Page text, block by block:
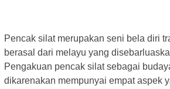
Pencak silat merupakan seni bela diri
berasal dari melayu yang
Pengakuan pencak silat sebagai
dikarenakan mempunyai empat aspek